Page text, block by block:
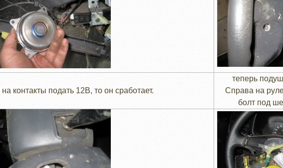
контакты подать 12В, то он сработает.
теперь
Справа на
болт под